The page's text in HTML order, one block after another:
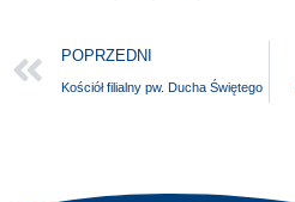
POPRZEDNI
Kościół filialny pw. Ducha Świętego